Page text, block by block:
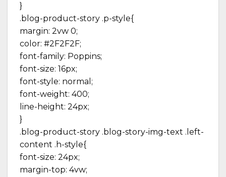
}
.blog-product-story .p-style{
margin: 2vw 0;
color: #2F2F2F;
font-family: Poppins;
font-size: 16px;
font-style: normal;
font-weight: 400;
line-height: 24px;
}
.blog-product-story .blog-story-img-text .left-
content .h-style{
font-size: 24px;
margin-top: 4vw;